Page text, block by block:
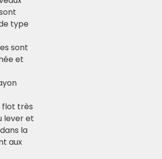
type
sont
et
flot très
lever et
la
aux